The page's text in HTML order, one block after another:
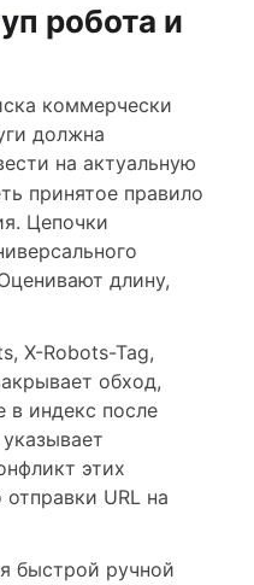
робота и
коммерчески
должна
на актуальную
принятое правило
Цепочки
длину,
X-Robots-Tag,
обход,
в индекс после
этих
URL на
быстрой ручной